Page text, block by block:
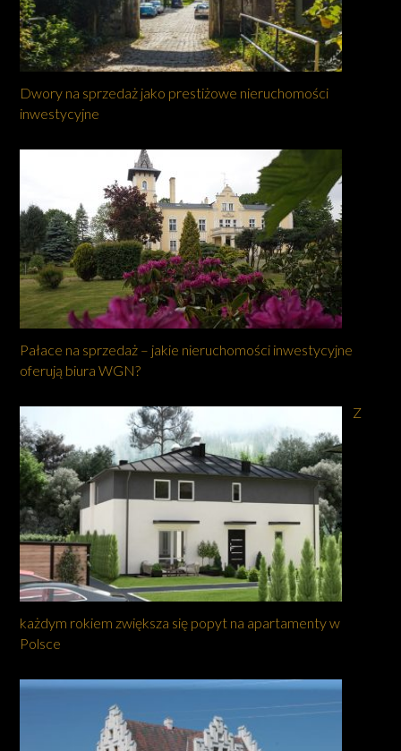
Dwory na sprzedaż jako prestiżowe nieruchomości
inwestycyjne
Pałace na sprzedaż – jakie nieruchomości inwestycyjne
oferują biura WGN?
Z
każdym rokiem zwiększa się popyt na apartamenty w
Polsce